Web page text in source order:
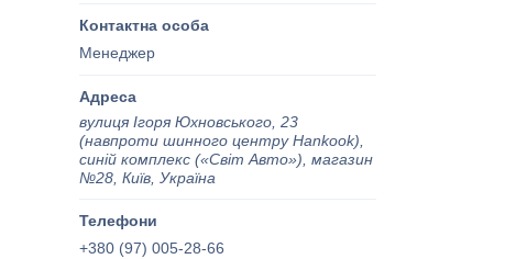
Менеджер
вулиця Ігоря Юхновського, 23
(навпроти шинного центру Hankook),
синій комплекс («Світ Авто»), магазин
№28, Київ, Україна
+380 (97) 005-28-66